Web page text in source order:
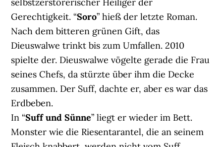
Gerechtigkeit. “Soro” hieß der letzte Roman.
Nach dem bitteren grünen Gift, das
Dieuswalwe trinkt bis zum Umfallen. 2010
spielte der. Dieuswalwe vögelte gerade die Frau
seines Chefs, da stürzte über ihm die Decke
zusammen. Der Suff, dachte er, aber es war das
Erdbeben.
In “Suff und Sünne” liegt er wieder im Bett.
Monster wie die Riesentarantel, die an seinem